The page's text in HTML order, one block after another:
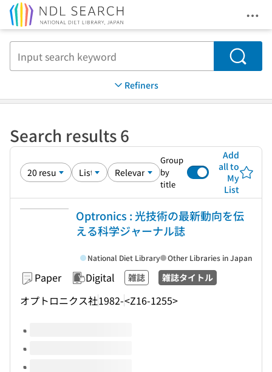
Search
Refiners
Search results 6
Group
by
title
Add
all to
My
List
Optronics : 光技術の最新動向を伝
える科学ジャーナル誌
Paper Digital 雑誌 雑誌タイトル
オプトロニクス社1982-<Z16-1255>
National Diet Library Other Libraries in Japan
Volumes of this title